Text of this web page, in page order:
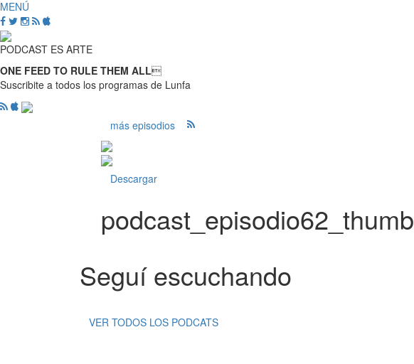
MENÚ
PODCAST ES ARTE
ONE FEED TO RULE THEM ALL
Suscribite a todos los programas de Lunfa
más episodios
Descargar
podcast_episodio62_thumb
Seguí escuchando
VER TODOS LOS PODCATS